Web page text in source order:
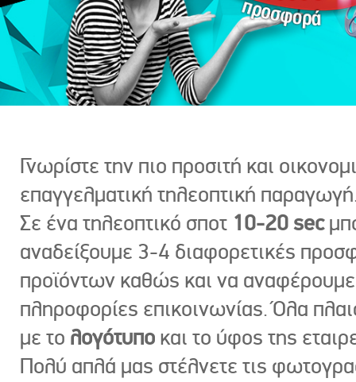
Γνωρίστε την πιο προσιτή και
επαγγελματική τηλεοπτική
Σε ένα τηλεοπτικό σποτ 10-20 sec
αναδείξουμε 3-4 διαφορετικές
προϊόντων καθώς και να
πληροφορίες επικοινωνίας. Όλα
με το λογότυπο και το ύφος της
Πολύ απλά μας στέλνετε τις